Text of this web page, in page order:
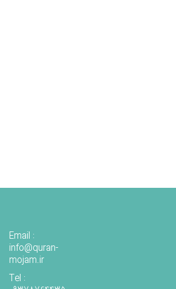
Email :
info@quran-
mojam.ir
Tel :